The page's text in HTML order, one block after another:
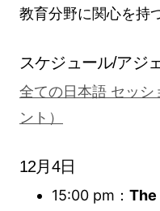
教育分野に関心を持
スケジュール/アジ
全ての日本語 セッシ
ント）
12月4日
15:00 pm： The